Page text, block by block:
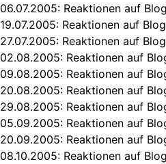
06.07.2005: Reaktionen auf
19.07.2005: Reaktionen auf
27.07.2005: Reaktionen auf
02.08.2005: Reaktionen auf
09.08.2005: Reaktionen auf
20.08.2005: Reaktionen auf
29.08.2005: Reaktionen auf
05.09.2005: Reaktionen auf
20.09.2005: Reaktionen auf
08.10.2005: Reaktionen auf